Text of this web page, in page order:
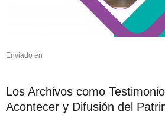
Enviado en
Los Archivos como
Acontecer y Difusión del